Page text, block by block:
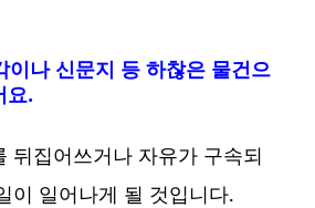
이나 신문지 등 하찮은 물건으
요.
뒤집어쓰거나 자유가 구속되
이 일어나게 될 것입니다.